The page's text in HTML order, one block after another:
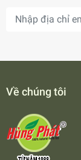
Về chúng tôi